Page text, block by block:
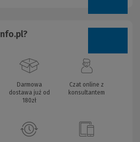
Darmowa
dostawa już od
180zł
Czat online z
konsultantem